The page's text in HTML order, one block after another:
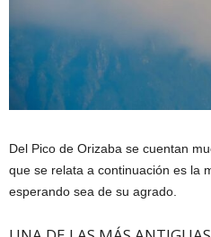
Del Pico de Orizaba se cuentan
que se relata a continuación es la
esperando sea de su agrado.